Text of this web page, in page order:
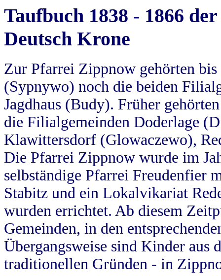
Taufbuch 1838 - 1866
Deutsch Krone
Zur Pfarrei Zippnow gehörten
(Sypnywo) noch die beiden
Jagdhaus (Budy). Früher
die Filialgemeinden Doderlage
Klawittersdorf (Glowaczewo),
Die Pfarrei Zippnow wurde im
selbständige Pfarrei Freudenfier
Stabitz und ein Lokalvikariat
wurden errichtet. Ab diesem
Gemeinden, in den
Übergangsweise sind Kinder aus
traditionellen Gründen - in